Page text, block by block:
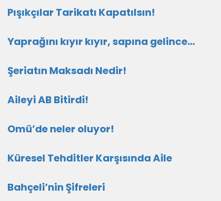
Pışıkçılar Tarikatı Kapatılsın!
Yaprağını kıyır kıyır, sapına gelince…
Şeriatın Maksadı Nedir!
Aileyi AB Bitirdi!
Omü’de neler oluyor!
Küresel Tehditler Karşısında Aile
Bahçeli’nin Şifreleri